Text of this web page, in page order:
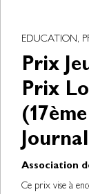
EDUCATION,
Prix
Prix
Association
Ce prix vise à